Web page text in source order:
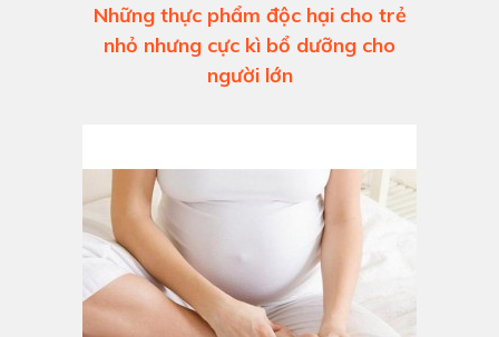
Những thực phẩm độc hại cho trẻ
nhỏ nhưng cực kì bổ dưỡng cho
người lớn